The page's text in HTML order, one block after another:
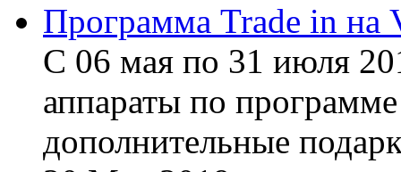
Программа Trade in на
С 06 мая по 31 июля
аппараты по
дополнительные